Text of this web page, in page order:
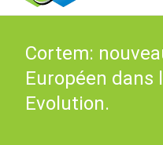
Cortem:
Européen dans
Evolution.